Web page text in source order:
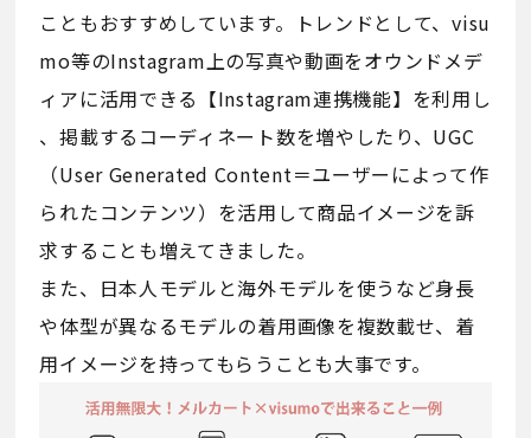
こともおすすめしています。トレンドとして、visu
mo等のInstagram上の写真や動画をオウンドメデ
ィアに活用できる【Instagram連携機能】を利用し
、掲載するコーディネート数を増やしたり、UGC
（User Generated Content＝ユーザーによって作
られたコンテンツ）を活用して商品イメージを訴
求することも増えてきました。
また、日本人モデルと海外モデルを使うなど身長
や体型が異なるモデルの着用画像を複数載せ、着
用イメージを持ってもらうことも大事です。